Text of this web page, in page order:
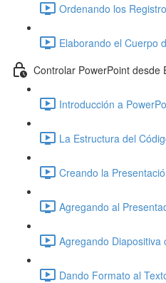
Ordenando los
Elaborando el Cuerpo
Controlar PowerPoint desde
Introducción a
La Estructura del
Creando la
Agregando al
Agregando Diapositiva
Dando Formato al